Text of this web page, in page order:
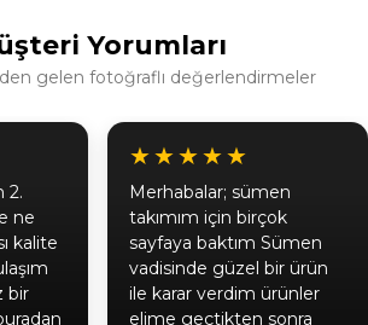
Yorumları
gelen fotoğraflı değerlendirmeler
2.
ne
kalite
bir
★★★★★
Merhabalar; sümen
takımım için birçok
sayfaya baktım Sümen
vadisinde güzel bir ürün
ile karar verdim ürünler
elime geçtikten sonra